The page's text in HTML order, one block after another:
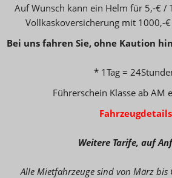
Auf Wunsch kann ein Helm für 5,-€ /
Vollkaskoversicherung mit 1000,-
Bei uns fahren Sie, ohne Kaution
* 1Tag =
Führerschein Klasse ab AM
Fahrzeugdetails
Weitere Tarife, auf
Alle Mietfahrzeuge sind von März bis